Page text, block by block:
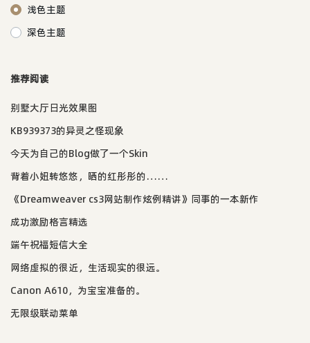
浅色主题
深色主题
推荐阅读
别墅大厅日光效果图
KB939373的异灵之怪现象
今天为自己的Blog做了一个Skin
背着小妞转悠悠，晒的红彤彤的……
《Dreamweaver cs3网站制作炫例精讲》同事的一本新作
成功激励格言精选
端午祝福短信大全
网络虚拟的很近，生活现实的很远。
Canon A610，为宝宝准备的。
无限级联动菜单